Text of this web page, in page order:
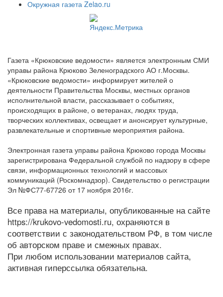
Окружная газета Zelao.ru
Газета «Крюковские ведомости» является электронным СМИ
управы района Крюково Зеленоградского АО г.Москвы.
«Крюковские ведомости» информирует жителей о
деятельности Правительства Москвы, местных органов
исполнительной власти, рассказывает о событиях,
происходящих в районе, о ветеранах, людях труда,
творческих коллективах, освещает и анонсирует культурные,
развлекательные и спортивные мероприятия района.
Электронная газета управы района Крюково города Москвы
зарегистрирована Федеральной службой по надзору в сфере
связи, информационных технологий и массовых
коммуникаций (Роскомнадзор). Свидетельство о регистрации
Эл №ФС77-67726 от 17 ноября 2016г.
Все права на материалы, опубликованные на сайте
https://krukovo-vedomosti.ru, охраняются в
соответствии с законодательством РФ, в том числе
об авторском праве и смежных правах.
При любом использовании материалов сайта,
активная гиперссылка обязательна.